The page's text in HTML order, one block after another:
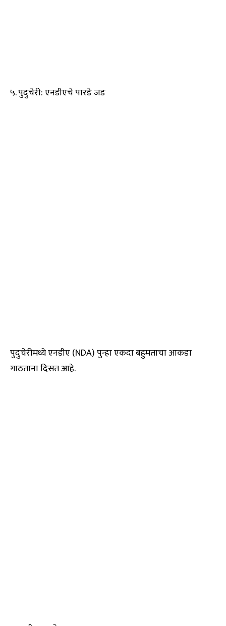
५. पुदुचेरी: एनडीएचे पारडे जड
पुदुचेरीमध्ये एनडीए (NDA) पुन्हा एकदा बहुमताचा आकडा
गाठताना दिसत आहे.